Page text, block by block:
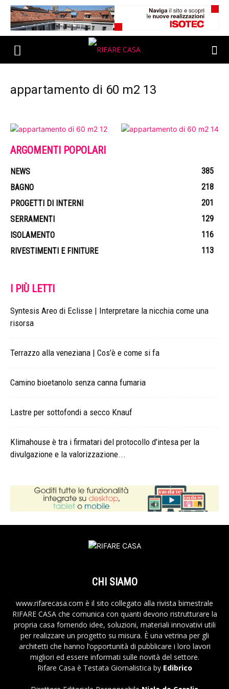
appartamento di 60 m2 13
ARGOMENTI POPOLARI
NEWS
385
BAGNO
218
PROGETTI DI INTERNI
201
SERRAMENTI
129
ISOLAMENTO
116
RIVESTIMENTI E FINITURE
113
I PIÙ LETTI
Syntesis Areo di Eclisse | Interpretare la nicchia come una
risorsa
Terrazzo alla veneziana | Cos’è e come si fa
Camino bioetanolo senza canna fumaria
Lastre per sottofondi a secco Knauf
Klimahouse è tra i firmatari del protocollo d’intesa per la
divulgazione e la valorizzazione...
CHI SIAMO
www.rifarecasa.com è il sito collegato alla rivista bimestrale
RIFARE CASA che comunica con quanti devono ristrutturare la
propria casa fornendo idee, soluzioni, materiali innovativi utili
per realizzare un progetto su misura. È una vetrina per gli
architetti che hanno l’opportunità di pubblicare i loro lavori
migliori ed essere informati sulle novità del settore.
Rifare Casa è Testata Giornalistica by Edibrico